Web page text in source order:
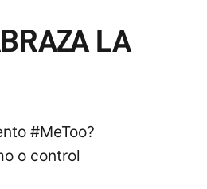
LA
#MeToo?
o control